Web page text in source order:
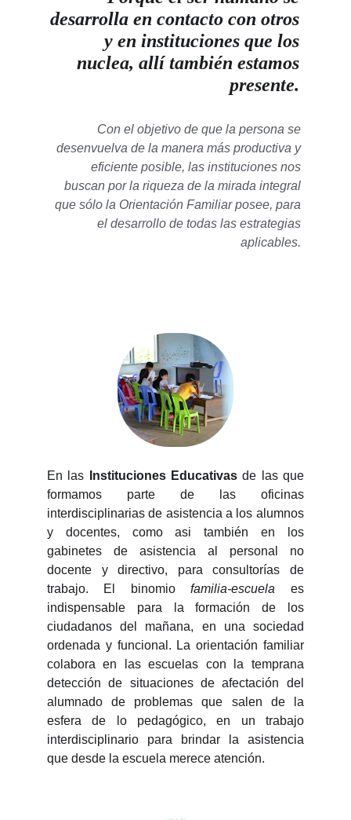
desarrolla en contacto con otros
y en instituciones que los
nuclea, allí también estamos
presente.
En las Instituciones Educativasde las que
formamos parte de las oficinas
interdisciplinarias de asistencia a los alumnos
y docentes, como asi también en los
gabinetes de asistencia al personal no
docente y directivo, para consultorías de
trabajo. El binomiofamilia-escuela es
indispensable para la formación de los
ciudadanos del mañana, en una sociedad
ordenada y funcional. La orientación familiar
colabora en las escuelas con la temprana
detección de situaciones de afectación del
alumnado de problemas que salen de la
esfera de lo pedagógico, en un trabajo
interdisciplinario para brindar la asistencia
que desde la escuela merece atención.
Con el objetivo de que la persona se
desenvuelva de la manera más productiva y
eficiente posible, las instituciones nos
buscan por la riqueza de la mirada integral
que sólo la Orientación Familiar posee, para
el desarrollo de todas las estrategias
aplicables.